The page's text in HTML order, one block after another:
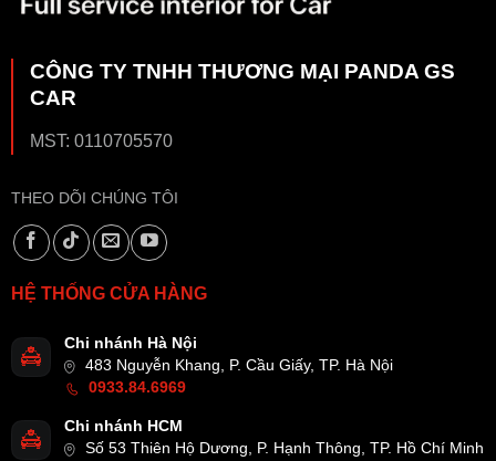
CÔNG TY TNHH THƯƠNG MẠI PANDA GS
CAR
MST: 0110705570
THEO DÕI CHÚNG TÔI
HỆ THỐNG CỬA HÀNG
Chi nhánh Hà Nội
483 Nguyễn Khang, P. Cầu Giấy, TP. Hà Nội
0933.84.6969
Chi nhánh HCM
Số 53 Thiên Hộ Dương, P. Hạnh Thông, TP. Hồ Chí Minh